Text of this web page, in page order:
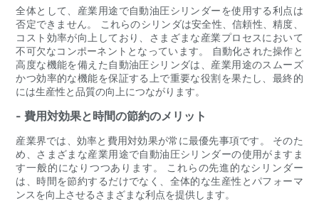
全体として、産業用途で自動油圧シリンダーを使用する利点は
否定できません。 これらのシリンダは安全性、信頼性、精度、
コスト効率が向上しており、さまざまな産業プロセスにおいて
不可欠なコンポーネントとなっています。 自動化された操作と
高度な機能を備えた自動油圧シリンダは、産業用途のスムーズ
かつ効率的な機能を保証する上で重要な役割を果たし、最終的
には生産性と品質の向上につながります。
- 費用対効果と時間の節約のメリット
産業界では、効率と費用対効果が常に最優先事項です。 そのた
め、さまざまな産業用途で自動油圧シリンダーの使用がますま
す一般的になりつつあります。 これらの先進的なシリンダー
は、時間を節約するだけでなく、全体的な生産性とパフォーマ
ンスを向上させるさまざまな利点を提供します。